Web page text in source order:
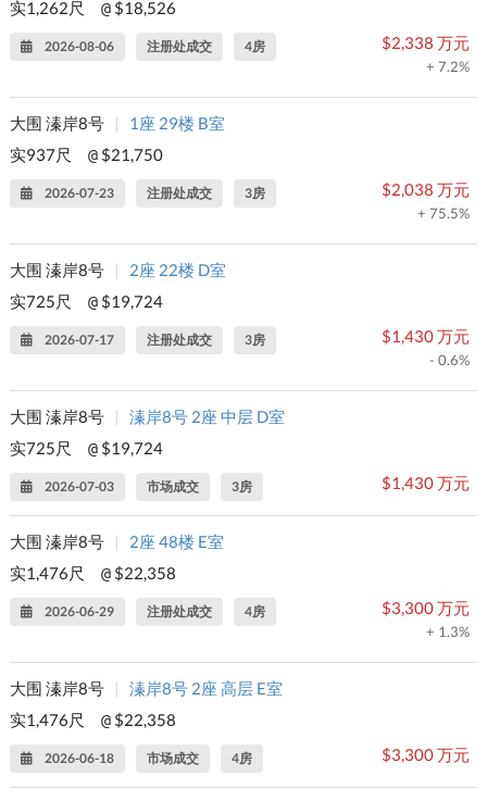
实1,262尺
@ $18,526
2026-08-06 注册处成交 4房 $2,338 万元
+ 7.2%
大围 溱岸8号 |
1座 29楼 B室
实937尺
@ $21,750
2026-07-23 注册处成交 3房 $2,038 万元
+ 75.5%
大围 溱岸8号 |
2座 22楼 D室
实725尺
@ $19,724
2026-07-17 注册处成交 3房 $1,430 万元
- 0.6%
大围 溱岸8号 |
溱岸8号 2座 中层 D室
实725尺
@ $19,724
2026-07-03 市场成交 3房 $1,430 万元
大围 溱岸8号 |
2座 48楼 E室
实1,476尺
@ $22,358
2026-06-29 注册处成交 4房 $3,300 万元
+ 1.3%
大围 溱岸8号 |
溱岸8号 2座 高层 E室
实1,476尺
@ $22,358
2026-06-18 市场成交 4房 $3,300 万元